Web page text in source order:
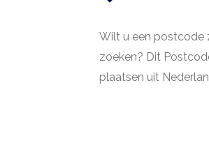
Wilt u een postcode
zoeken? Dit
plaatsen uit